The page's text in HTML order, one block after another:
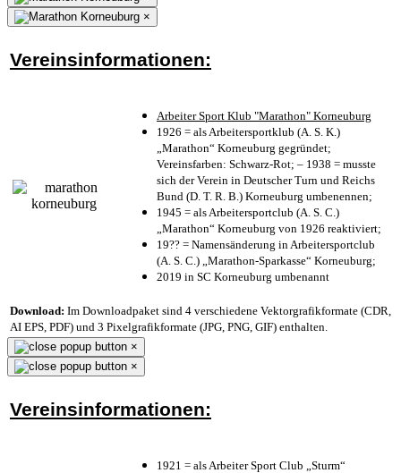
×
Vereinsinformationen:
Arbeiter Sport Klub "Marathon" Korneuburg
1926 = als Arbeitersportklub (A. S. K.)
„Marathon“ Korneuburg gegründet;
Vereinsfarben: Schwarz-Rot; – 1938 = musste
sich der Verein in Deutscher Turn und Reichs
Bund (D. T. R. B.) Korneuburg umbenennen;
1945 = als Arbeitersportclub (A. S. C.)
„Marathon“ Korneuburg von 1926 reaktiviert;
19?? = Namensänderung in Arbeitersportclub
(A. S. C.) „Marathon-Sparkasse“ Korneuburg;
2019 in SC Korneuburg umbenannt
Download: Im Downloadpaket sind 4 verschiedene Vektorgrafikformate (CDR,
AI EPS, PDF) und 3 Pixelgrafikformate (JPG, PNG, GIF) enthalten.
×
×
Vereinsinformationen:
1921 = als Arbeiter Sport Club „Sturm“